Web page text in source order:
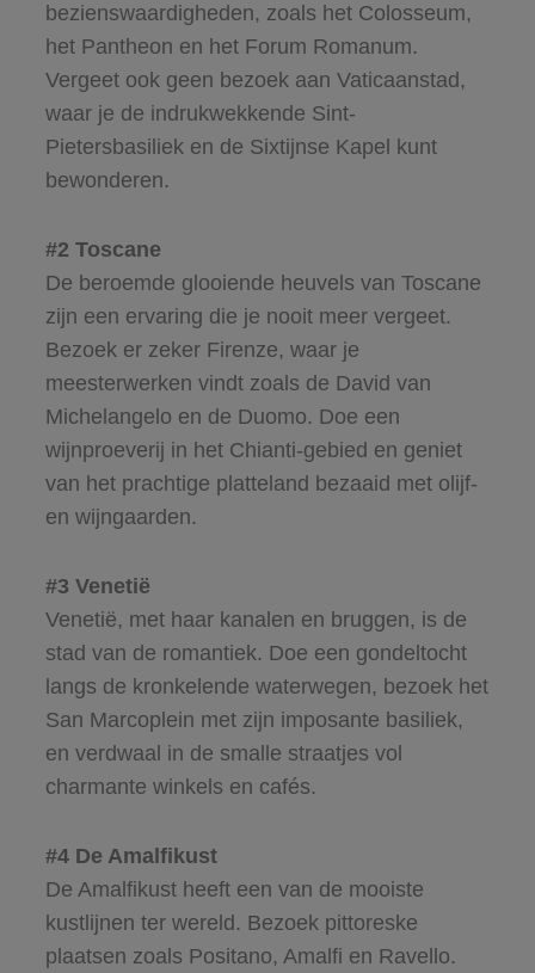
bezienswaardigheden, zoals het Colosseum,
het Pantheon en het Forum Romanum.
Vergeet ook geen bezoek aan Vaticaanstad,
waar je de indrukwekkende Sint-
Pietersbasiliek en de Sixtijnse Kapel kunt
bewonderen.
#2 Toscane
De beroemde glooiende heuvels van Toscane
zijn een ervaring die je nooit meer vergeet.
Bezoek er zeker Firenze, waar je
meesterwerken vindt zoals de David van
Michelangelo en de Duomo. Doe een
wijnproeverij in het Chianti-gebied en geniet
van het prachtige platteland bezaaid met olijf-
en wijngaarden.
#3 Venetië
Venetië, met haar kanalen en bruggen, is de
stad van de romantiek. Doe een gondeltocht
langs de kronkelende waterwegen, bezoek het
San Marcoplein met zijn imposante basiliek,
en verdwaal in de smalle straatjes vol
charmante winkels en cafés.
#4 De Amalfikust
De Amalfikust heeft een van de mooiste
kustlijnen ter wereld. Bezoek pittoreske
plaatsen zoals Positano, Amalfi en Ravello.